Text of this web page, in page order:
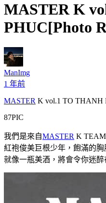
MASTER K
PHUC[Photo
ManImg
1 年前
MASTER K vol.1 TO THANH
87PIC
我們是來自MASTER K
紅袍俊美巨根少年，飽滿的
就像一瓶美酒，將會令你迷